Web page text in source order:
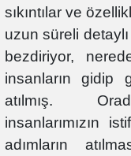
sıkıntılar ve
uzun süreli
bezdiriyor,
insanların gidip
atılmış.
insanlarımızın
adımların